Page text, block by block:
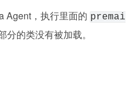
Agent，执行里面的 premai
的类没有被加载。